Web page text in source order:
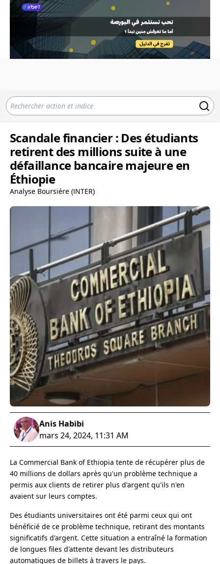
Scandale financier : Des étudiants
retirent des millions suite à une
défaillance bancaire majeure en
Éthiopie
Analyse Boursiére (INTER)
Anis Habibi
mars 24, 2024, 11:31 AM
La Commercial Bank of Ethiopia tente de récupérer plus de
40 millions de dollars après qu'un problème technique a
permis aux clients de retirer plus d'argent qu'ils n'en
avaient sur leurs comptes.
Des étudiants universitaires ont été parmi ceux qui ont
bénéficié de ce problème technique, retirant des montants
significatifs d'argent. Cette situation a entraîné la formation
de longues files d'attente devant les distributeurs
automatiques de billets à travers le pays.